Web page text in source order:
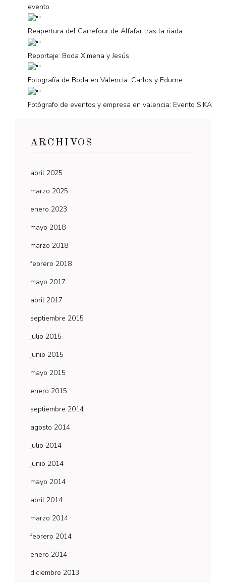
evento
Reapertura del Carrefour de Alfafar tras la riada
Reportaje: Boda Ximena y Jesús
Fotografía de Boda en Valencia: Carlos y Edurne
Fotógrafo de eventos y empresa en valencia: Evento SIKA
ARCHIVOS
abril 2025
marzo 2025
enero 2023
mayo 2018
marzo 2018
febrero 2018
mayo 2017
abril 2017
septiembre 2015
julio 2015
junio 2015
mayo 2015
enero 2015
septiembre 2014
agosto 2014
julio 2014
junio 2014
mayo 2014
abril 2014
marzo 2014
febrero 2014
enero 2014
diciembre 2013